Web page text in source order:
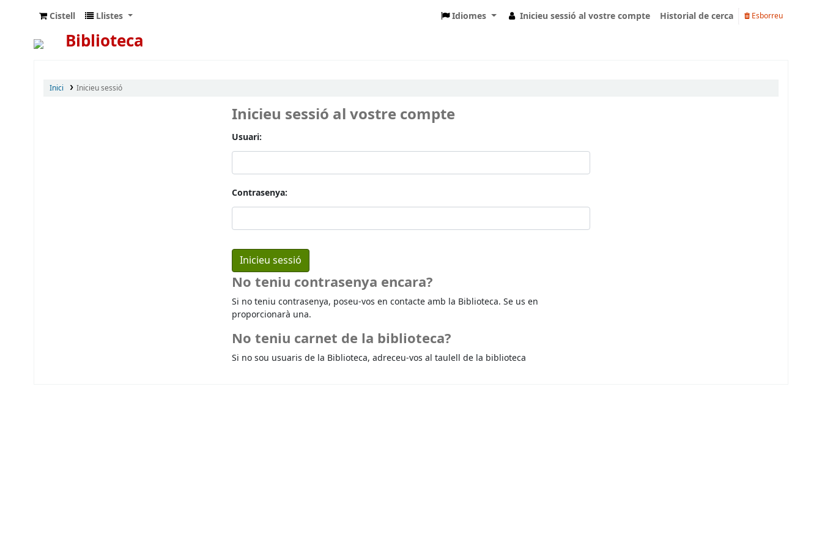
Cistell Llistes Idiomes Inicieu sessió al vostre compte Historial de cerca Esborreu
Biblioteca
Inici Inicieu sessió
Inicieu sessió al vostre compte
Usuari:
Contrasenya:
No teniu contrasenya encara?
Si no teniu contrasenya, poseu-vos en contacte amb la Biblioteca. Se us en
proporcionarà una.
No teniu carnet de la biblioteca?
Si no sou usuaris de la Biblioteca, adreceu-vos al taulell de la biblioteca